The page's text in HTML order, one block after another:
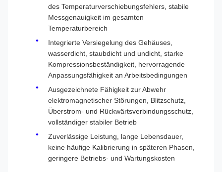
des Temperaturverschiebungsfehlers, stabile
Messgenauigkeit im gesamten
Temperaturbereich
Integrierte Versiegelung des Gehäuses,
wasserdicht, staubdicht und undicht, starke
Kompressionsbeständigkeit, hervorragende
Anpassungsfähigkeit an Arbeitsbedingungen
Ausgezeichnete Fähigkeit zur Abwehr
elektromagnetischer Störungen, Blitzschutz,
Überstrom- und Rückwärtsverbindungsschutz,
vollständiger stabiler Betrieb
Zuverlässige Leistung, lange Lebensdauer,
keine häufige Kalibrierung in späteren Phasen,
geringere Betriebs- und Wartungskosten